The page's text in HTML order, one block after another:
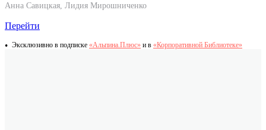
Анна Савицкая Лидия Мирошниченко
Перейти
Эксклюзивно в подписке «Альпина.Плюс» и в «Корпоративной Библиотеке»